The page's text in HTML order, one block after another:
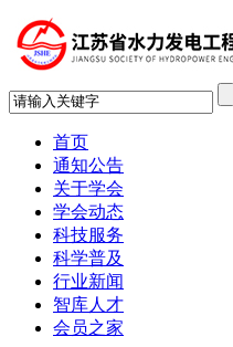
首页
通知公告
关于学会
学会动态
科技服务
科学普及
行业新闻
智库人才
会员之家